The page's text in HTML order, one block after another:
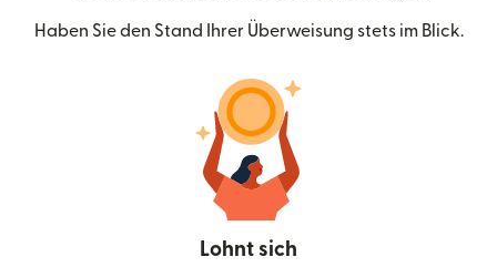
Haben Sie den Stand Ihrer Überweisung stets im Blick.
Lohnt sich